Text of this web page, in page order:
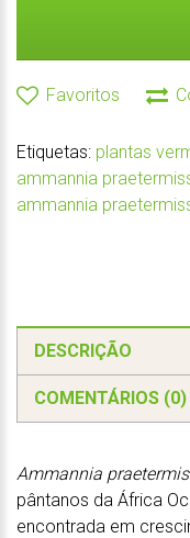
Favoritos
Etiquetas: plantas
ammannia
ammannia
DESCRIÇÃO
COMENTÁRIOS (0)
Ammannia
pântanos da África
encontrada em